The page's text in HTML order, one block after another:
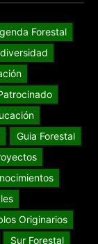
Forestal
Guia Forestal
Originarios
Sur Forestal